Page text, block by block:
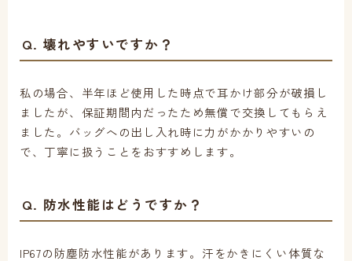
Q. 壊れやすいですか？
私の場合、半年ほど使用した時点で耳かけ部分が破損し
ましたが、保証期間内だったため無償で交換してもらえ
ました。バッグへの出し入れ時に力がかかりやすいの
で、丁寧に扱うことをおすすめします。
Q. 防水性能はどうですか？
IP67の防塵防水性能があります。汗をかきにくい体質な